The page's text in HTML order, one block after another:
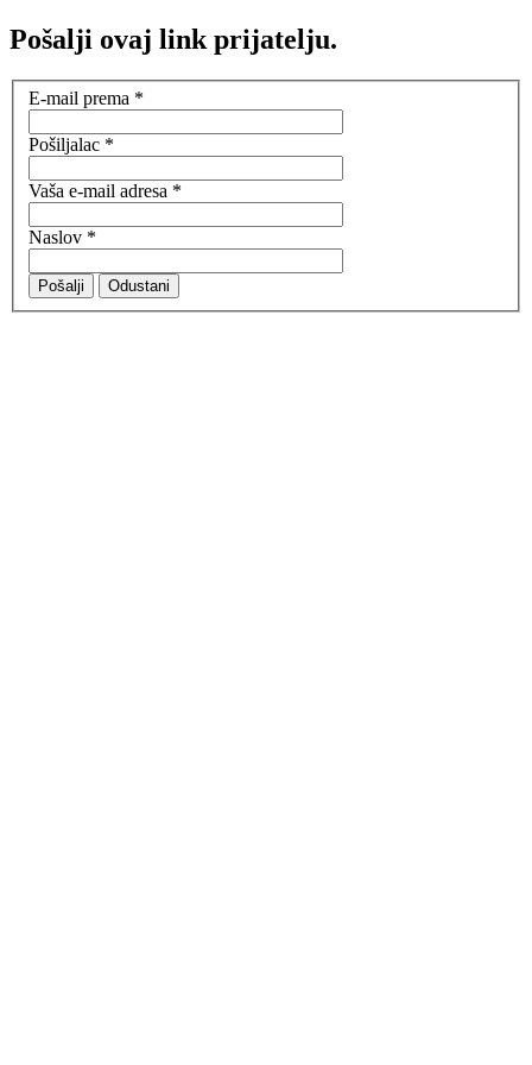
Pošalji ovaj link prijatelju.
E-mail prema *
Pošiljalac *
Vaša e-mail adresa *
Naslov *
Pošalji Odustani